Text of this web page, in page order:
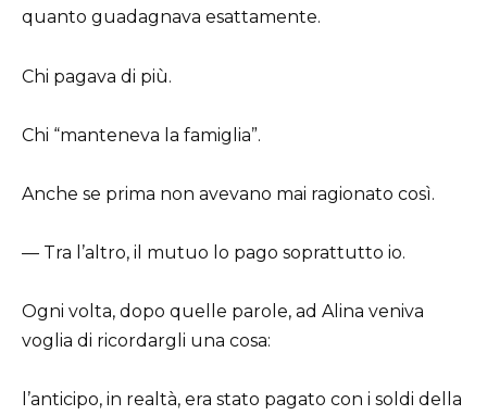
quanto guadagnava esattamente.
Chi pagava di più.
Chi “manteneva la famiglia”.
Anche se prima non avevano mai ragionato così.
— Tra l’altro, il mutuo lo pago soprattutto io.
Ogni volta, dopo quelle parole, ad Alina veniva
voglia di ricordargli una cosa:
l’anticipo, in realtà, era stato pagato con i soldi della